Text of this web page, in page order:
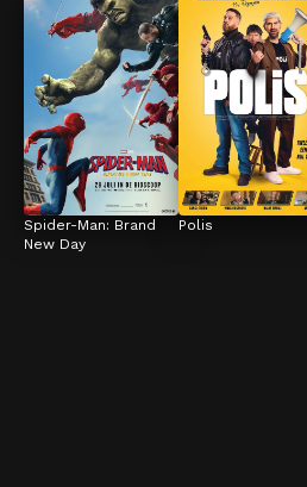
Spider-Man: Brand
New Day
Polis